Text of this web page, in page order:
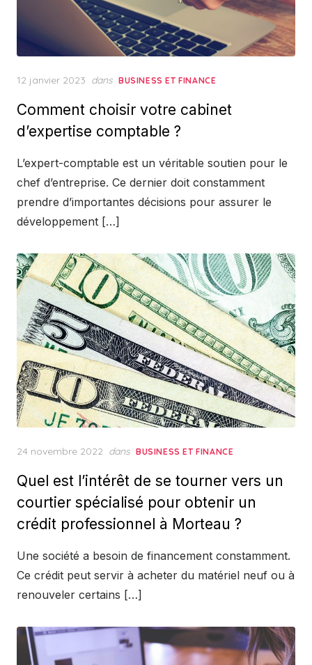
Posted
12 janvier 2023 dans BUSINESS ET FINANCE
Comment choisir votre cabinet
d’expertise comptable ?
L’expert-comptable est un véritable soutien pour le
chef d’entreprise. Ce dernier doit constamment
prendre d’importantes décisions pour assurer le
développement […]
Posted
24 novembre 2022 dans BUSINESS ET FINANCE
Quel est l’intérêt de se tourner vers un
courtier spécialisé pour obtenir un
crédit professionnel à Morteau ?
Une société a besoin de financement constamment.
Ce crédit peut servir à acheter du matériel neuf ou à
renouveler certains […]